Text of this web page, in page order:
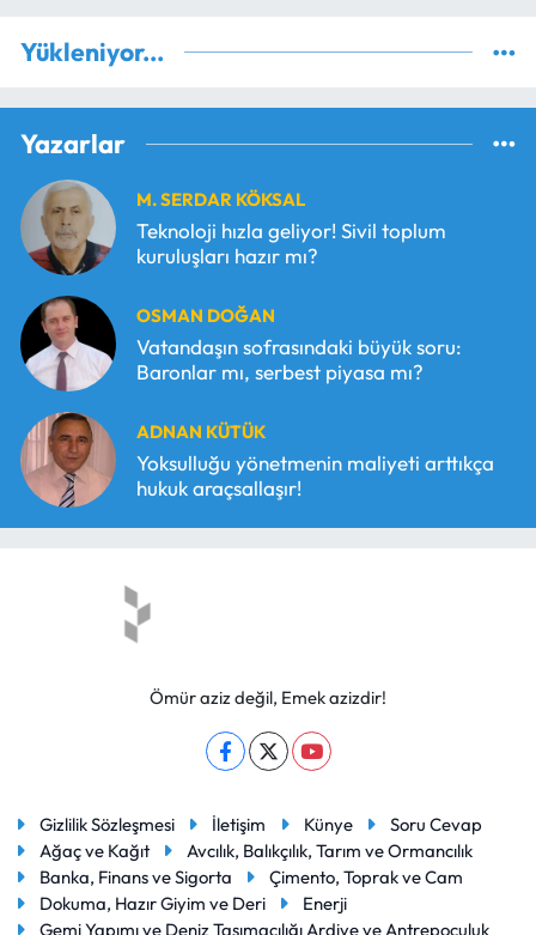
Yükleniyor...
Yazarlar
M. SERDAR KÖKSAL
Teknoloji hızla geliyor! Sivil toplum
kuruluşları hazır mı?
OSMAN DOĞAN
Vatandaşın sofrasındaki büyük soru:
Baronlar mı, serbest piyasa mı?
ADNAN KÜTÜK
Yoksulluğu yönetmenin maliyeti arttıkça
hukuk araçsallaşır!
Ömür aziz değil, Emek azizdir!
Gizlilik Sözleşmesi İletişim Künye
Soru Cevap
Ağaç ve Kağıt
Avcılık, Balıkçılık, Tarım ve Ormancılık
Banka, Finans ve Sigorta
Çimento, Toprak ve Cam
Dokuma, Hazır Giyim ve Deri
Enerji
Gemi Yapımı ve Deniz Taşımacılığı Ardiye ve Antrepoculuk